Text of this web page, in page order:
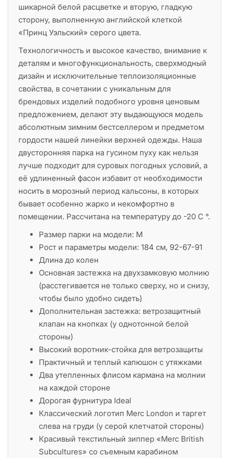
шикарной белой расцветке и вторую, гладкую
сторону, выполненную английской клеткой
«Принц Уэльский» серого цвета.
Технологичность и высокое качество, внимание к
деталям и многофункциональность, сверхмодный
дизайн и исключительные теплоизоляционные
свойства, в сочетании с уникальным для
брендовых изделий подобного уровня ценовым
предложением, делают эту выдающуюся модель
абсолютным зимним бестселлером и предметом
гордости нашей линейки верхней одежды. Наша
двусторонняя парка на гусином пуху как нельзя
лучше подходит для суровых погодных условий, а
её удлиненный фасон избавит от необходимости
носить в морозный период кальсоны, в которых
бывает особенно жарко и некомфортно в
помещении. Рассчитана на температуру до -20 С °.
Размер парки на модели: M
Рост и параметры модели: 184 см, 92-67-91
Длина до колен
Основная застежка на двухзамковую молнию
(расстегивается не только сверху, но и снизу,
чтобы было удобно сидеть)
Дополнительная застежка: ветрозащитный
клапан на кнопках (у однотонной белой
стороны)
Высокий воротник-стойка для ветрозащиты
Практичный и теплый капюшон с утяжками
Два утепленных флисом кармана на молнии
на каждой стороне
Дорогая фурнитура Ideal
Классический логотип Merc London и таргет
слева на груди (у серой клетчатой стороны)
Красивый текстильный зиппер «Merc British
Subcultures» со съемным карабином